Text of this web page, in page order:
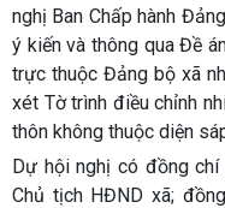
nghị Ban Chấp hành
ý kiến và thông qua Đề
trực thuộc Đảng bộ xã
xét Tờ trình điều chỉnh
thôn không thuộc diện
Dự hội nghị có đồng
Chủ tịch HĐND xã;